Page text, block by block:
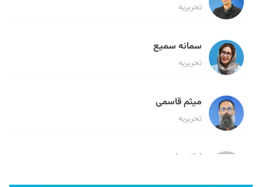
تحریریه
سمانه سمیع
تحریریه
میثم قاسمی
تحریریه
لیلا حنارود